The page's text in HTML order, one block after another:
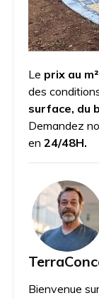
Le prix au
des
surface, du
Demandez
en 24/48H.
Bienvenue